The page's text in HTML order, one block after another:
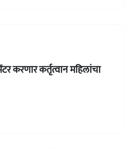
करणार कर्तृत्वान महिलांचा